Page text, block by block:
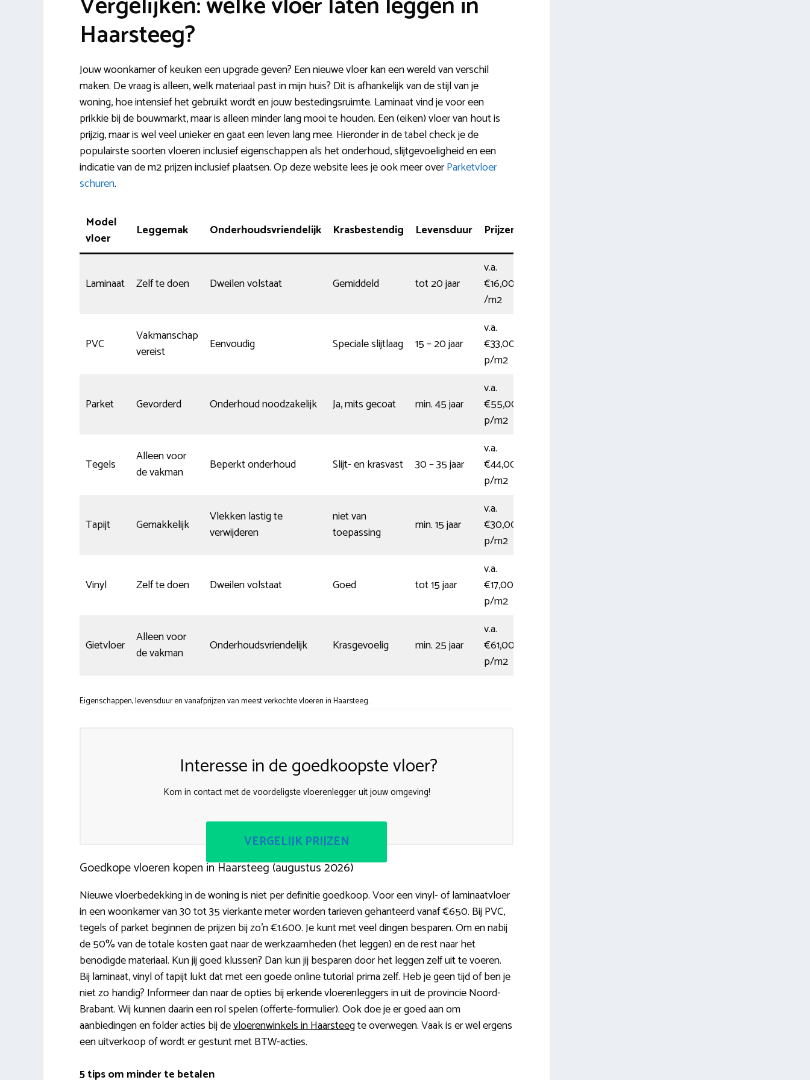
Haarsteeg?
Jouw woonkamer of keuken een upgrade geven? Een nieuwe vloer kan een wereld van verschil
maken. De vraag is alleen, welk materiaal past in mijn huis? Dit is afhankelijk van de stijl van je
woning, hoe intensief het gebruikt wordt en jouw bestedingsruimte. Laminaat vind je voor een
prikkie bij de bouwmarkt, maar is alleen minder lang mooi te houden. Een (eiken) vloer van hout is
prijzig, maar is wel veel unieker en gaat een leven lang mee. Hieronder in de tabel check je de
populairste soorten vloeren inclusief eigenschappen als het onderhoud, slijtgevoeligheid en een
indicatie van de m2 prijzen inclusief plaatsen. Op deze website lees je ook meer overParketvloer
schuren.
Model
vloer
Leggemak Onderhoudsvriendelijk Krasbestendig Levensduur Prijzen
Laminaat Zelf te doen Dweilen volstaat Gemiddeld tot 20 jaar
v.a.
€16,00
/m2
PVC
Vakmanschap
vereist
Eenvoudig Speciale slijtlaag 15 – 20 jaar
v.a.
€33,00
p/m2
Parket Gevorderd Onderhoud noodzakelijk Ja, mits gecoat min. 45 jaar
v.a.
€55,00
p/m2
Tegels
Alleen voor
de vakman
Beperkt onderhoud Slijt- en krasvast 30 – 35 jaar
v.a.
€44,00
p/m2
Tapijt Gemakkelijk
Vlekken lastig te
verwijderen
niet van
toepassing
min. 15 jaar
v.a.
€30,00
p/m2
Vinyl Zelf te doen Dweilen volstaat Goed tot 15 jaar
v.a.
€17,00
p/m2
Gietvloer
Alleen voor
de vakman
Onderhoudsvriendelijk Krasgevoelig min. 25 jaar
v.a.
€61,00
p/m2
Eigenschappen, levensduur en vanafprijzen van meest verkochte vloeren in Haarsteeg.
Interesse in de goedkoopste vloer?
Kom in contact met de voordeligste vloerenlegger uit jouw omgeving!
VERGELIJK PRIJZEN
Goedkope vloeren kopen in Haarsteeg (augustus 2026)
Nieuwe vloerbedekking in de woning is niet per definitie goedkoop. Voor een vinyl- of laminaatvloer
in een woonkamer van 30 tot 35 vierkante meter worden tarieven gehanteerd vanaf €650. Bij PVC,
tegels of parket beginnen de prijzen bij zo’n €1.600. Je kunt met veel dingen besparen. Om en nabij
de 50% van de totale kosten gaat naar de werkzaamheden (het leggen) en de rest naar het
benodigde materiaal. Kun jij goed klussen? Dan kun jij besparen door het leggen zelf uit te voeren.
Bij laminaat, vinyl of tapijt lukt dat met een goede online tutorial prima zelf. Heb je geen tijd of ben je
niet zo handig? Informeer dan naar de opties bij erkende vloerenleggers in uit de provincie Noord-
Brabant. Wij kunnen daarin een rol spelen (offerte-formulier). Ook doe je er goed aan om
aanbiedingen en folder acties bij devloerenwinkels in Haarsteegte overwegen. Vaak is er wel ergens
een uitverkoop of wordt er gestunt met BTW-acties.
5 tips om minder te betalen